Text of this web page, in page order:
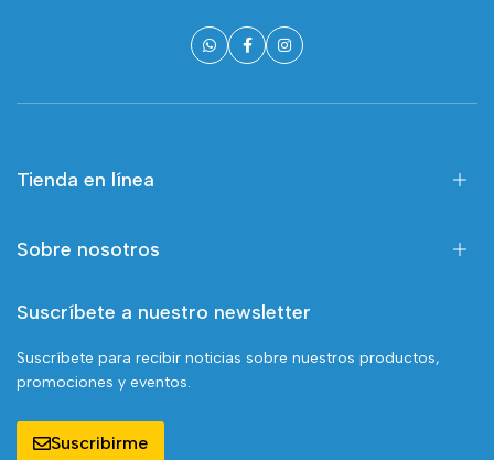
Tienda en línea
Sobre nosotros
Suscríbete a nuestro newsletter
Suscríbete para recibir noticias sobre nuestros productos,
promociones y eventos.
Suscribirme